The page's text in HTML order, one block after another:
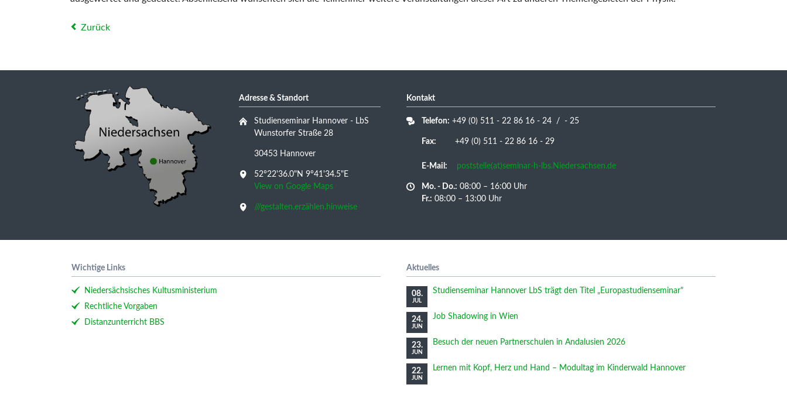
Zurück
Adresse & Standort
Studienseminar Hannover - LbS
Wunstorfer Straße 28
30453 Hannover
52°22'36.0"N 9°41'34.5"E
View on Google Maps
///gestalten.erzählen.hinweise
Kontakt
Telefon: +49 (0) 511 - 22 86 16 - 24 / - 25
Fax: +49 (0) 511 - 22 86 16 - 29
E-Mail: poststelle(at)seminar-h-lbs.Niedersachsen.de
Mo. - Do.: 08:00 – 16:00 Uhr
Fr.: 08:00 – 13:00 Uhr
Wichtige Links
Niedersächsisches Kultusministerium
Rechtliche Vorgaben
Distanzunterricht BBS
Aktuelles
08.
JUL
Studienseminar Hannover LbS trägt den Titel „Europastudienseminar"
24.
JUN
Job Shadowing in Wien
23.
JUN
Besuch der neuen Partnerschulen in Andalusien 2026
22.
JUN
Lernen mit Kopf, Herz und Hand – Modultag im Kinderwald Hannover